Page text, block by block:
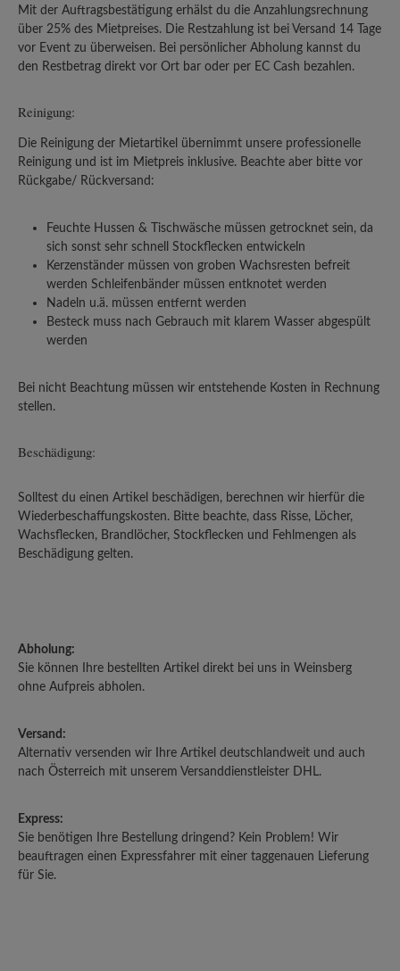
Mit der Auftragsbestätigung erhälst du die Anzahlungsrechnung
über 25% des Mietpreises. Die Restzahlung ist bei Versand 14 Tage
vor Event zu überweisen. Bei persönlicher Abholung kannst du
den Restbetrag direkt vor Ort bar oder per EC Cash bezahlen.
Reinigung:
Die Reinigung der Mietartikel übernimmt unsere professionelle
Reinigung und ist im Mietpreis inklusive. Beachte aber bitte vor
Rückgabe/ Rückversand:
Feuchte Hussen & Tischwäsche müssen getrocknet sein, da
sich sonst sehr schnell Stockflecken entwickeln
Kerzenständer müssen von groben Wachsresten befreit
werden Schleifenbänder müssen entknotet werden
Nadeln u.ä. müssen entfernt werden
Besteck muss nach Gebrauch mit klarem Wasser abgespült
werden
Bei nicht Beachtung müssen wir entstehende Kosten in Rechnung
stellen.
Beschädigung:
Solltest du einen Artikel beschädigen, berechnen wir hierfür die
Wiederbeschaffungskosten. Bitte beachte, dass Risse, Löcher,
Wachsflecken, Brandlöcher, Stockflecken und Fehlmengen als
Beschädigung gelten.
Abholung:
Sie können Ihre bestellten Artikel direkt bei uns in Weinsberg
ohne Aufpreis abholen.
Versand:
Alternativ versenden wir Ihre Artikel deutschlandweit und auch
nach Österreich mit unserem Versanddienstleister DHL.
Express:
Sie benötigen Ihre Bestellung dringend? Kein Problem! Wir
beauftragen einen Expressfahrer mit einer taggenauen Lieferung
für Sie.